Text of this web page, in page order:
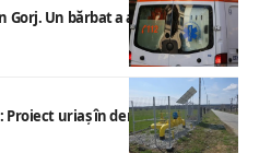
Un bărbat a ajuns la spital
Proiect uriaș în derulare